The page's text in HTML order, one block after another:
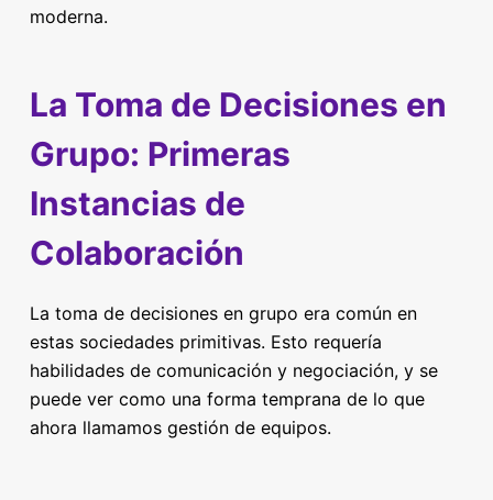
moderna.
La Toma de Decisiones en
Grupo: Primeras
Instancias de
Colaboración
La toma de decisiones en grupo era común en
estas sociedades primitivas. Esto requería
habilidades de comunicación y negociación, y se
puede ver como una forma temprana de lo que
ahora llamamos gestión de equipos.